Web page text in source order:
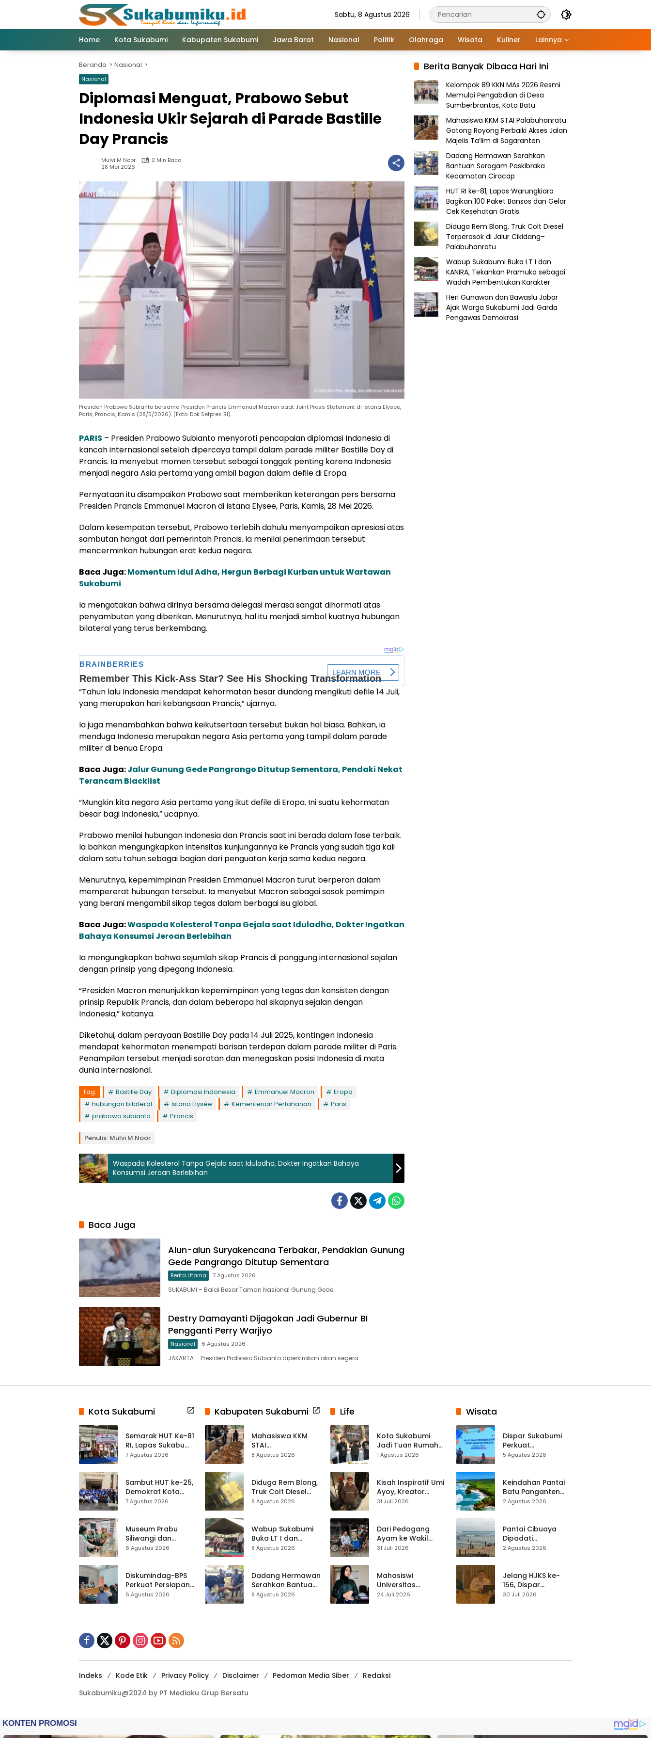
Sabtu, 8 Agustus 2026
Home Kota Sukabumi Kabupaten Sukabumi Jawa Barat Nasional Politik Olahraga Wisata Kuliner Lainnya
Beranda Nasional
Nasional
Diplomasi Menguat, Prabowo Sebut
Indonesia Ukir Sejarah di Parade Bastille
Day Prancis
Mulvi M Noor
2 Min Baca
28 Mei 2026
Presiden Prabowo Subianto bersama Presiden Prancis Emmanuel Macron saat Joint Press Statement di Istana Elysee,
Paris, Prancis, Kamis (28/5/2026). (Foto: Dok Setpres RI).
PARIS – Presiden Prabowo Subianto menyoroti pencapaian diplomasi Indonesia di
kancah internasional setelah dipercaya tampil dalam parade militer Bastille Day di
Prancis. Ia menyebut momen tersebut sebagai tonggak penting karena Indonesia
menjadi negara Asia pertama yang ambil bagian dalam defile di Eropa.
Pernyataan itu disampaikan Prabowo saat memberikan keterangan pers bersama
Presiden Prancis Emmanuel Macron di Istana Elysee, Paris, Kamis, 28 Mei 2026.
Dalam kesempatan tersebut, Prabowo terlebih dahulu menyampaikan apresiasi atas
sambutan hangat dari pemerintah Prancis. Ia menilai penerimaan tersebut
mencerminkan hubungan erat kedua negara.
Baca Juga:Momentum Idul Adha, Hergun Berbagi Kurban untuk Wartawan
Sukabumi
Ia mengatakan bahwa dirinya bersama delegasi merasa sangat dihormati atas
penyambutan yang diberikan. Menurutnya, hal itu menjadi simbol kuatnya hubungan
bilateral yang terus berkembang.
“Tahun lalu Indonesia mendapat kehormatan besar diundang mengikuti defile 14 Juli,
yang merupakan hari kebangsaan Prancis,” ujarnya.
Ia juga menambahkan bahwa keikutsertaan tersebut bukan hal biasa. Bahkan, ia
menduga Indonesia merupakan negara Asia pertama yang tampil dalam parade
militer di benua Eropa.
Baca Juga:Jalur Gunung Gede Pangrango Ditutup Sementara, Pendaki Nekat
Terancam Blacklist
“Mungkin kita negara Asia pertama yang ikut defile di Eropa. Ini suatu kehormatan
besar bagi Indonesia,” ucapnya.
Prabowo menilai hubungan Indonesia dan Prancis saat ini berada dalam fase terbaik.
Ia bahkan mengungkapkan intensitas kunjungannya ke Prancis yang sudah tiga kali
dalam satu tahun sebagai bagian dari penguatan kerja sama kedua negara.
Menurutnya, kepemimpinan Presiden Emmanuel Macron turut berperan dalam
mempererat hubungan tersebut. Ia menyebut Macron sebagai sosok pemimpin
yang berani mengambil sikap tegas dalam berbagai isu global.
Baca Juga:Waspada Kolesterol Tanpa Gejala saat Iduladha, Dokter Ingatkan
Bahaya Konsumsi Jeroan Berlebihan
Ia mengungkapkan bahwa sejumlah sikap Prancis di panggung internasional sejalan
dengan prinsip yang dipegang Indonesia.
“Presiden Macron menunjukkan kepemimpinan yang tegas dan konsisten dengan
prinsip Republik Prancis, dan dalam beberapa hal sikapnya sejalan dengan
Indonesia,” katanya.
Diketahui, dalam perayaan Bastille Day pada 14 Juli 2025, kontingen Indonesia
mendapat kehormatan menempati barisan terdepan dalam parade militer di Paris.
Penampilan tersebut menjadi sorotan dan menegaskan posisi Indonesia di mata
dunia internasional.
Tag: Bastille Day Diplomasi Indonesia Emmanuel Macron
Eropa
hubungan bilateral
Istana Élysée Kementerian Pertahanan
Paris
prabowo subianto
Prancis
Penulis: Mulvi M Noor
Waspada Kolesterol Tanpa Gejala saat Iduladha, Dokter Ingatkan Bahaya
Konsumsi Jeroan Berlebihan
Baca Juga
Alun-alun Suryakencana Terbakar, Pendakian Gunung
Gede Pangrango Ditutup Sementara
Berita Utama 7 Agustus 2026
SUKABUMI – Balai Besar Taman Nasional Gunung Gede…
Destry Damayanti Dijagokan Jadi Gubernur BI
Pengganti Perry Warjiyo
Nasional 6 Agustus 2026
JAKARTA – Presiden Prabowo Subianto diperkirakan akan segera…
Berita Banyak Dibaca Hari Ini
Kelompok 89 KKN MAs 2026 Resmi
Memulai Pengabdian di Desa
Sumberbrantas, Kota Batu
Mahasiswa KKM STAI Palabuhanratu
Gotong Royong Perbaiki Akses Jalan
Majelis Ta’lim di Sagaranten
Dadang Hermawan Serahkan
Bantuan Seragam Paskibraka
Kecamatan Ciracap
HUT RI ke-81, Lapas Warungkiara
Bagikan 100 Paket Bansos dan Gelar
Cek Kesehatan Gratis
Diduga Rem Blong, Truk Colt Diesel
Terperosok di Jalur Cikidang–
Palabuhanratu
Wabup Sukabumi Buka LT I dan
KANIRA, Tekankan Pramuka sebagai
Wadah Pembentukan Karakter
Heri Gunawan dan Bawaslu Jabar
Ajak Warga Sukabumi Jadi Garda
Pengawas Demokrasi
Kota Sukabumi
Semarak HUT Ke-81
RI, Lapas Sukabumi
Resmi Gelar Pekan
7 Agustus 2026
Sambut HUT ke-25,
Demokrat Kota
Sukabumi
ASRI Lewat Aksi
Bersih Masjid
Agung
7 Agustus 2026
Museum Prabu
Siliwangi dan
Museum Keramik
Hampir 500 Koleksi
Dipisahkan
6 Agustus 2026
Diskumindag-BPS
Perkuat Persiapan
Sensus Ekonomi,
6 Agustus 2026
Kabupaten Sukabumi
Mahasiswa KKM
STAI
Palabuhanratu
Jalan Majelis Ta’lim
di Sagaranten
8 Agustus 2026
Diduga Rem Blong,
Truk Colt Diesel
Terperosok di Jalur
8 Agustus 2026
Wabup Sukabumi
Buka LT I dan
KANIRA, Tekankan
Pembentukan
Karakter
8 Agustus 2026
Dadang Hermawan
Serahkan Bantuan
Seragam
8 Agustus 2026
Life
Kota Sukabumi
Jadi Tuan Rumah
Kontes Batu Akik
1 Agustus 2026
Kisah Inspiratif Umi
Ayoy, Kreator
TikTok Asal
Live Streaming
31 Juli 2026
Dari Pedagang
Ayam ke Wakil
Ketua DPRD, H.
Pasar Cisaat
31 Juli 2026
Mahasiswi
Universitas
Muhammadiyah
24 Juli 2026
Wisata
Dispar Sukabumi
Perkuat
Keselamatan
Mitigasi hingga
Teknik Evakuasi
5 Agustus 2026
Keindahan Pantai
Batu Panganten
Mulai Dilirik
2 Agustus 2026
Pantai Cibuaya
Dipadati
Wisatawan,
Waspada
2 Agustus 2026
Jelang HJKS ke-
156, Dispar
Kabupaten
30 Juli 2026
Indeks Kode Etik Privacy Policy Disclaimer Pedoman Media Siber
Redaksi
Sukabumiku@2024 by PT Mediaku Grup Bersatu